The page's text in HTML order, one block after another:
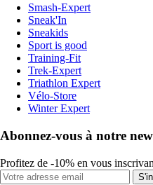
Smash-Expert
Sneak'In
Sneakids
Sport is good
Training-Fit
Trek-Expert
Triathlon Expert
Vélo-Store
Winter Expert
Abonnez-vous à notre
Profitez de -10% en vous